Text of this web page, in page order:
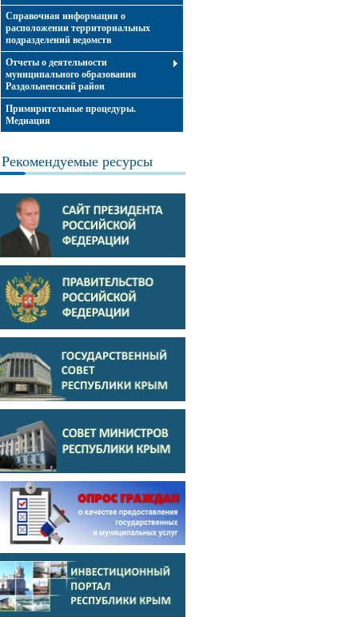
Справочная информация о
расположении территориальных
подразделений ведомств
Отчеты о деятельности
муниципального образования
Раздольненский район
Примирительные процедуры.
Медиация
Рекомендуемые ресурсы